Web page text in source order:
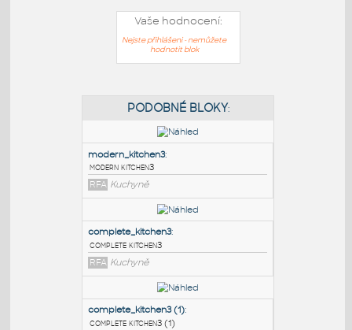
Vaše hodnocení:
Nejste přihlášeni - nemůžete
hodnotit blok
PODOBNÉ BLOKY
modern_kitchen3:
modern kitchen3
RFA Kuchyně